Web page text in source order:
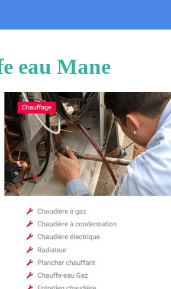
eau Mane